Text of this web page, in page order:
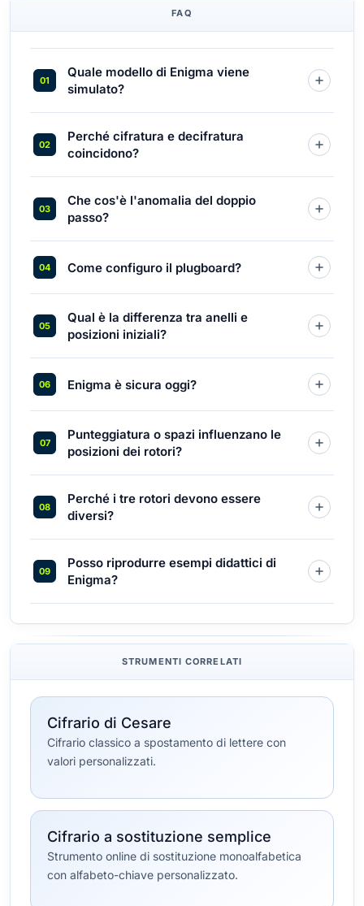
FAQ
Quale modello di Enigma viene
simulato?
Perché cifratura e decifratura
coincidono?
Che cos'è l'anomalia del doppio
passo?
Come configuro il plugboard?
Qual è la differenza tra anelli e
posizioni iniziali?
Enigma è sicura oggi?
Punteggiatura o spazi influenzano le
posizioni dei rotori?
Perché i tre rotori devono essere
diversi?
Posso riprodurre esempi didattici di
Enigma?
STRUMENTI CORRELATI
Cifrario di Cesare
Cifrario classico a spostamento di lettere con
valori personalizzati.
Cifrario a sostituzione semplice
Strumento online di sostituzione monoalfabetica
con alfabeto-chiave personalizzato.